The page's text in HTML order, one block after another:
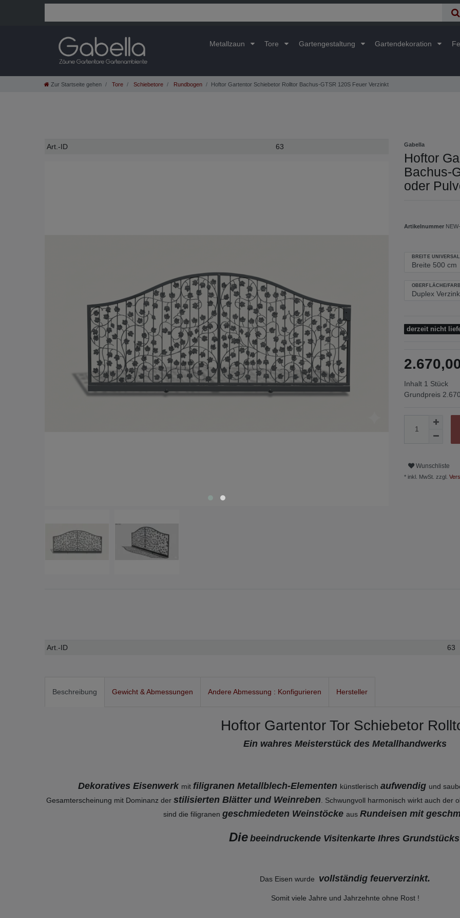
Metallzaun Tore Gartengestaltung Gartendekoration
Zur Startseite gehen Tore Schiebetore Rundbogen Hoftor Gartentor Schiebetor Rolltor Bachus-GTSR 120S Feuer Verzinkt
Technisches
Wert
Art.-ID 63 Gabella
Hoftor
Bachus-
oder
Artikelnummer
BREITE
OBERFLÄCHE/
derzeit nicht
Inhalt 1 Stück
Grundpreis
Wunschliste
* inkl. MwSt. zzgl.
Technisches
Wert
Art.-ID 63
Beschreibung Gewicht & Abmessungen Andere Abmessung : Konfigurieren Hersteller
Hoftor Gartentor Tor Schiebetor
Ein wahres Meisterstück des Metallhandwerks
Dekoratives Eisenwerk mit filigranen Metallblech-Elementen künstlerisch aufwendig und
Gesamterscheinung mit Dominanz der stilisierten Blätter und Weinreben . Schwungvoll harmonisch wirkt auch der
sind die filigranen geschmiedeten Weinstöcke aus Rundeisen mit
Die beeindruckende Visitenkarte Ihres Grundstücks
Das Eisen wurde vollständig feuerverzinkt.
Somit viele Jahre und Jahrzehnte ohne Rost !